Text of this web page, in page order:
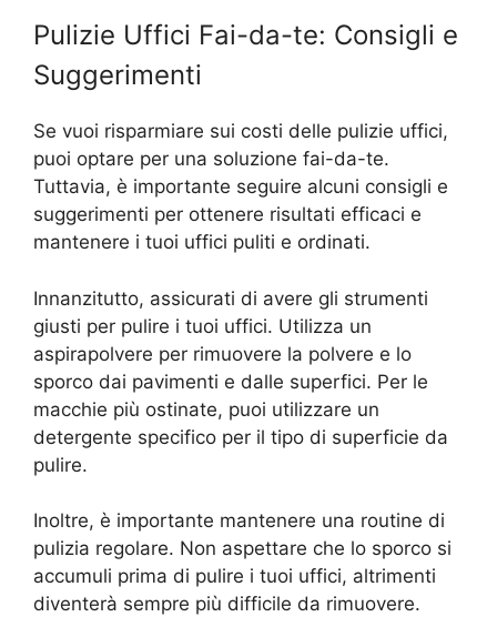
Pulizie Uffici Fai-da-te: Consigli e
Suggerimenti
Se vuoi risparmiare sui costi delle pulizie uffici,
puoi optare per una soluzione fai-da-te.
Tuttavia, è importante seguire alcuni consigli e
suggerimenti per ottenere risultati efficaci e
mantenere i tuoi uffici puliti e ordinati.
Innanzitutto, assicurati di avere gli strumenti
giusti per pulire i tuoi uffici. Utilizza un
aspirapolvere per rimuovere la polvere e lo
sporco dai pavimenti e dalle superfici. Per le
macchie più ostinate, puoi utilizzare un
detergente specifico per il tipo di superficie da
pulire.
Inoltre, è importante mantenere una routine di
pulizia regolare. Non aspettare che lo sporco si
accumuli prima di pulire i tuoi uffici, altrimenti
diventerà sempre più difficile da rimuovere.